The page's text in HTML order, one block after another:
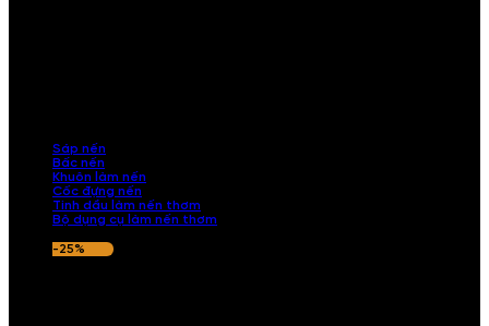
Sáp nến
Bấc nến
Khuôn làm nến
Cốc đựng nến
Tinh dầu làm nến thơm
Bộ dụng cụ làm nến thơm
-25%